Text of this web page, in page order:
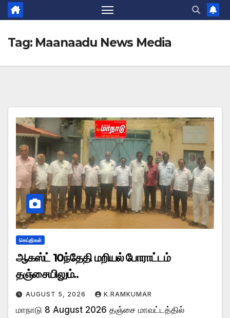
Tag: Maanaadu News Media
செய்திகள்
ஆகஸ்ட் 10ந்தேதி மறியல் போராட்டம்
தஞ்சையிலும்..
AUGUST 5, 2026 K.RAMKUMAR
மாநாடு 8 August 2026 தஞ்சை மாவட்டத்தில்